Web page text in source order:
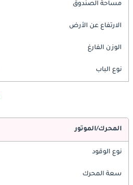
مساحة الصندوق
الارتفاع عن الأرض
الوزن الفارغ
نوع الباب
المحرك/الموتور
نوع الوقود
سعة المحرك